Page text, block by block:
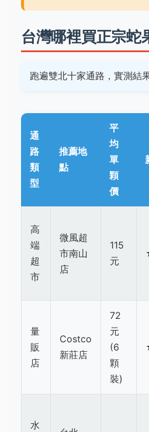
台灣哪裡買正宗蛇
跑遍雙北十家通路，實測結
通
路
類
型
推薦地
點
平
均
單
顆
價
高
端
超
市
微風超
市南山
店
115
元
量
販
店
Costco
新莊店
72
元
(6
顆
裝)
水